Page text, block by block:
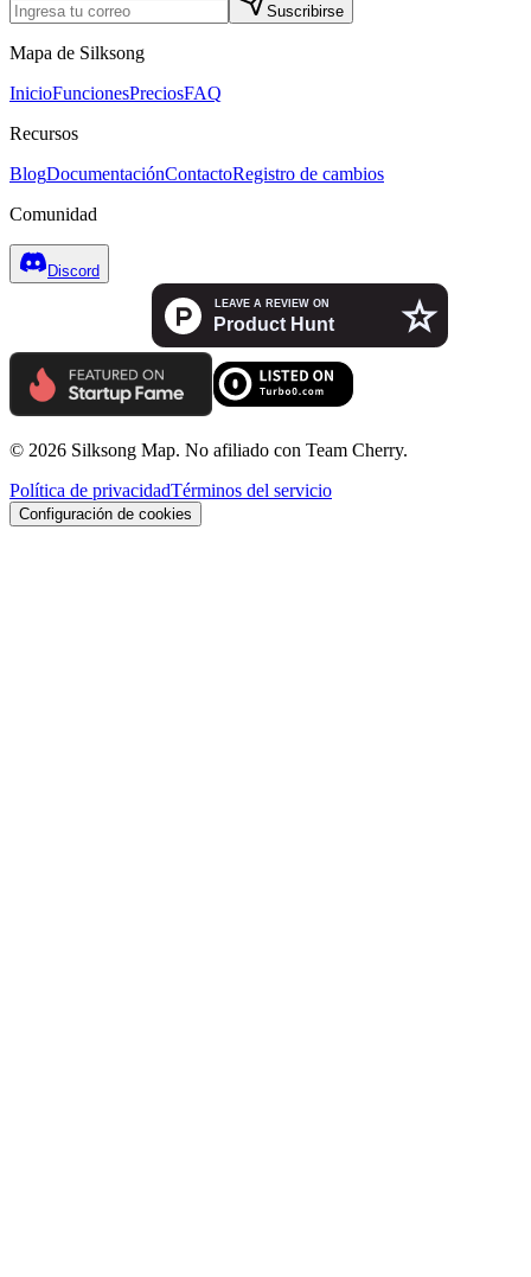
Suscribirse
Mapa de Silksong
InicioFuncionesPreciosFAQ
Recursos
BlogDocumentaciónContactoRegistro de cambios
Comunidad
Discord
© 2026 Silksong Map. No afiliado con Team Cherry.
Política de privacidadTérminos del servicio
Configuración de cookies